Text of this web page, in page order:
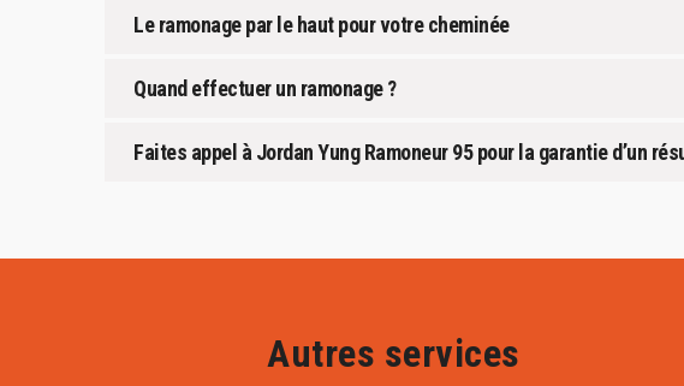
Le ramonage par le haut pour votre cheminée
Quand effectuer un ramonage ?
Faites appel à Jordan Yung Ramoneur 95 pour la garantie d’un
Autres services